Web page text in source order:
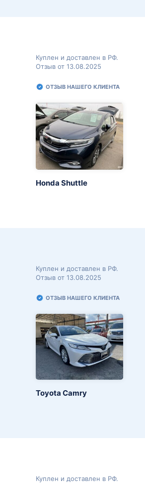
Куплен и доставлен в РФ.
Отзыв от 13.08.2025
ОТЗЫВ НАШЕГО КЛИЕНТА
Honda Shuttle
Куплен и доставлен в РФ.
Отзыв от 13.08.2025
ОТЗЫВ НАШЕГО КЛИЕНТА
Toyota Camry
Куплен и доставлен в РФ.